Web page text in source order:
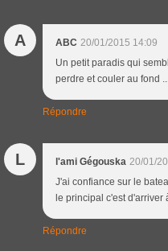
A ABC 20/01/2015 14:09
Un petit paradis qui
perdre et couler au fond
Répondre
L l'ami Gégouska 20/01/
J'ai confiance sur le
le principal c'est
Répondre